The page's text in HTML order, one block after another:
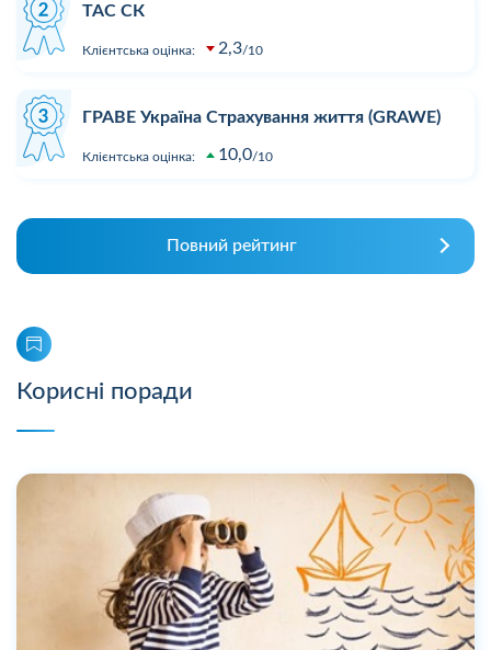
ТАС СК
Клієнтська оцінка: 2,3 10
ГРАВЕ Україна Страхування життя (GRAWE)
Клієнтська оцінка: 10,0 10
Повний рейтинг
Корисні поради